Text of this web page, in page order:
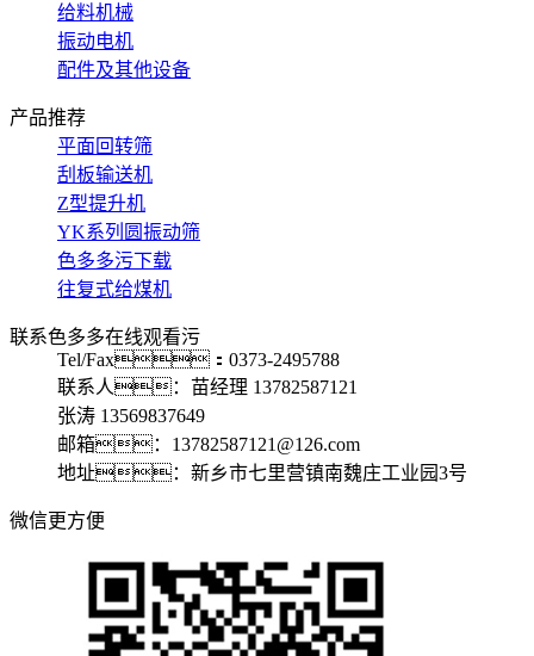
给料机械
振动电机
配件及其他设备
产品推荐
平面回转筛
刮板输送机
Z型提升机
YK系列圆振动筛
色多多污下载
往复式给煤机
联系色多多在线观看污
Tel/Fax：0373-2495788
联系人：苗经理 13782587121
张涛 13569837649
邮箱：13782587121@126.com
地址：新乡市七里营镇南魏庄工业园3号
微信更方便